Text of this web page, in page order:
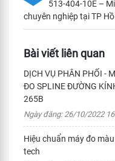
513-404-10E –
chuyên nghiệp tại TP
Bài viết liên quan
DỊCH VỤ PHÂN PHỐI -
ĐO SPLINE ĐƯỜNG
265B
Ngày đăng: 26/10/2022
Hiệu chuẩn máy đo
tech